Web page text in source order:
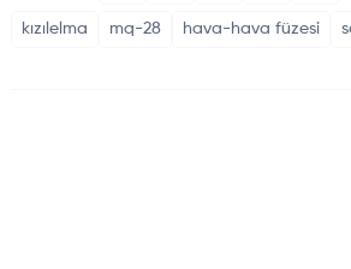
kızılelma mq-28 hava-hava füzesi